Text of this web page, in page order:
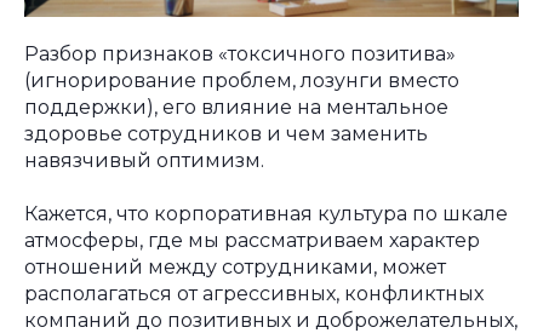
Разбор признаков «токсичного позитива»
(игнорирование проблем, лозунги вместо
поддержки), его влияние на ментальное
здоровье сотрудников и чем заменить
навязчивый оптимизм.
Кажется, что корпоративная культура по шкале
атмосферы, где мы рассматриваем характер
отношений между сотрудниками, может
располагаться от агрессивных, конфликтных
компаний до позитивных и доброжелательных,